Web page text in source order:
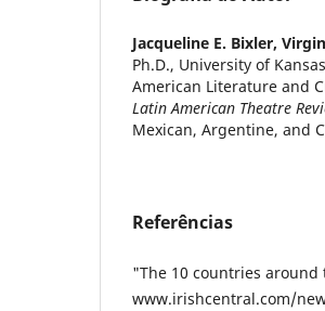
Jacqueline E. Bixler,
Ph.D., University of
American Literature and
Latin American Theatre
Mexican, Argentine, and
Referências
"The 10 countries
www.irishcentral.com/